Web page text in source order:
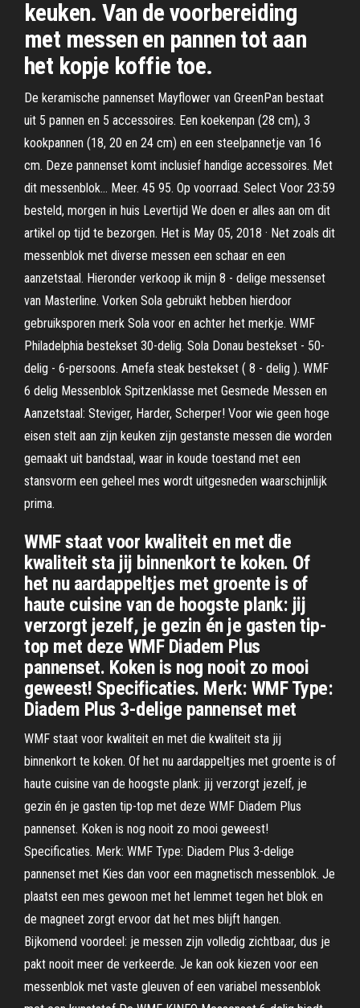
keuken. Van de voorbereiding
met messen en pannen tot aan
het kopje koffie toe.
De keramische pannenset Mayflower van GreenPan bestaat
uit 5 pannen en 5 accessoires. Een koekenpan (28 cm), 3
kookpannen (18, 20 en 24 cm) en een steelpannetje van 16
cm. Deze pannenset komt inclusief handige accessoires. Met
dit messenblok… Meer. 45 95. Op voorraad. Select Voor 23:59
besteld, morgen in huis Levertijd We doen er alles aan om dit
artikel op tijd te bezorgen. Het is May 05, 2018 · Net zoals dit
messenblok met diverse messen een schaar en een
aanzetstaal. Hieronder verkoop ik mijn 8 - delige messenset
van Masterline. Vorken Sola gebruikt hebben hierdoor
gebruiksporen merk Sola voor en achter het merkje. WMF
Philadelphia bestekset 30-delig. Sola Donau bestekset - 50-
delig - 6-persoons. Amefa steak bestekset ( 8 - delig ). WMF
6 delig Messenblok Spitzenklasse met Gesmede Messen en
Aanzetstaal: Steviger, Harder, Scherper! Voor wie geen hoge
eisen stelt aan zijn keuken zijn gestanste messen die worden
gemaakt uit bandstaal, waar in koude toestand met een
stansvorm een geheel mes wordt uitgesneden waarschijnlijk
prima.
WMF staat voor kwaliteit en met die
kwaliteit sta jij binnenkort te koken. Of
het nu aardappeltjes met groente is of
haute cuisine van de hoogste plank: jij
verzorgt jezelf, je gezin én je gasten tip-
top met deze WMF Diadem Plus
pannenset. Koken is nog nooit zo mooi
geweest! Specificaties. Merk: WMF Type:
Diadem Plus 3-delige pannenset met
WMF staat voor kwaliteit en met die kwaliteit sta jij
binnenkort te koken. Of het nu aardappeltjes met groente is of
haute cuisine van de hoogste plank: jij verzorgt jezelf, je
gezin én je gasten tip-top met deze WMF Diadem Plus
pannenset. Koken is nog nooit zo mooi geweest!
Specificaties. Merk: WMF Type: Diadem Plus 3-delige
pannenset met Kies dan voor een magnetisch messenblok. Je
plaatst een mes gewoon met het lemmet tegen het blok en
de magneet zorgt ervoor dat het mes blijft hangen.
Bijkomend voordeel: je messen zijn volledig zichtbaar, dus je
pakt nooit meer de verkeerde. Je kan ook kiezen voor een
messenblok met vaste gleuven of een variabel messenblok